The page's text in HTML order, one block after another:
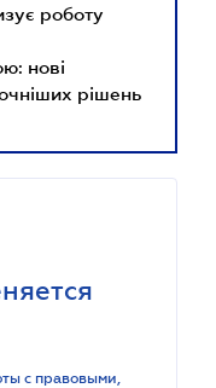
роботу
нові
рішень
с правовыми,